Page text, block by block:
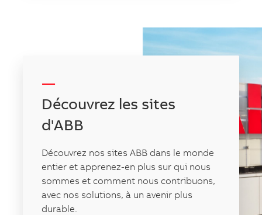
-----
Découvrez les sites
d'ABB
Découvrez nos sites ABB dans le monde
entier et apprenez-en plus sur qui nous
sommes et comment nous contribuons,
avec nos solutions, à un avenir plus
durable.